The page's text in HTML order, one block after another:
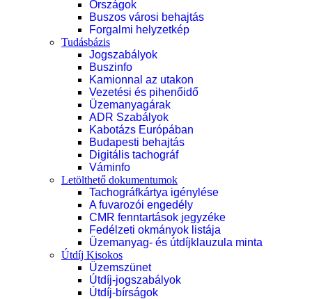
Országok
Buszos városi behajtás
Forgalmi helyzetkép
Tudásbázis
Jogszabályok
Buszinfo
Kamionnal az utakon
Vezetési és pihenőidő
Üzemanyagárak
ADR Szabályok
Kabotázs Európában
Budapesti behajtás
Digitális tachográf
Váminfo
Letölthető dokumentumok
Tachográfkártya igénylése
A fuvarozói engedély
CMR fenntartások jegyzéke
Fedélzeti okmányok listája
Üzemanyag- és útdíjklauzula minta
Útdíj Kisokos
Üzemszünet
Útdíj-jogszabályok
Útdíj-bírságok